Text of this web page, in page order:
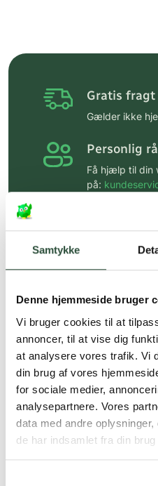
Samtykke
Denne hjemmeside bruger
Vi bruger cookies til at
annoncer, til at vise dig
at analysere vores trafik. Vi
din brug af vores
for sociale medier,
analysepartnere. Vores
data med andre
de har indsamlet fra din
Gratis fragt
Gælder ikke
Personlig
Få hjælp til din
på:
Hurtig
Faste lave
Stort
produkter
Vi tilbyder et
cremer,
produkter –
Læs mere om